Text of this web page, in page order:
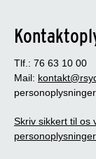
Tlf.: 76 63 10 00
Mail:
Skriv sikkert til os
personoplysninger.